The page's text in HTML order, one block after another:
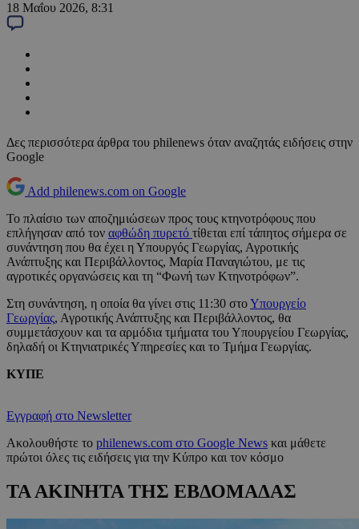
18 Μαΐου 2026, 8:31
Δες περισσότερα άρθρα του philenews όταν αναζητάς ειδήσεις στην
Google
Add philenews.com on Google
Το πλαίσιο των αποζημιώσεων προς τους κτηνοτρόφους που
επλήγησαν από τον αφθώδη πυρετό τίθεται επί τάπητος σήμερα σε
συνάντηση που θα έχει η Υπουργός Γεωργίας, Αγροτικής
Ανάπτυξης και Περιβάλλοντος, Μαρία Παναγιώτου, με τις
αγροτικές οργανώσεις και τη “Φωνή των Κτηνοτρόφων”.
Στη συνάντηση, η οποία θα γίνει στις 11:30 στοΥπουργείο
Γεωργίας, Αγροτικής Ανάπτυξης και Περιβάλλοντος, θα
συμμετάσχουν και τα αρμόδια τμήματα του Υπουργείου Γεωργίας,
δηλαδή οι Κτηνιατρικές Υπηρεσίες και το Τμήμα Γεωργίας.
ΚΥΠΕ
Εγγραφή στο Newsletter
Ακολουθήστε το philenews.com στο Google News και μάθετε
πρώτοι όλες τις ειδήσεις για την Κύπρο και τον κόσμο
ΤΑ ΑΚΙΝΗΤΑ ΤΗΣ ΕΒΔΟΜΑΔΑΣ